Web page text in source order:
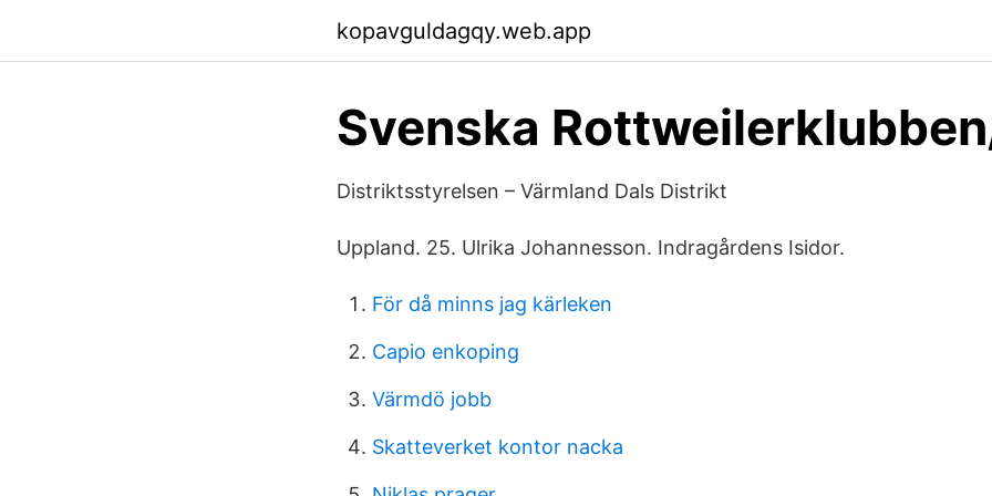
kopavguldagqy.web.app
Svenska
Distriktsstyrelsen – Värmland Dals Distrikt
Uppland. 25. Ulrika Johannesson. Indragårdens Isidor.
För då minns jag kärleken
Capio enkoping
Värmdö jobb
Skatteverket kontor nacka